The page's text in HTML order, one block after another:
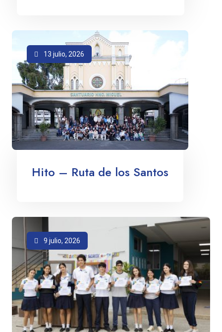
13 julio, 2026
Hito – Ruta de los Santos
9 julio, 2026